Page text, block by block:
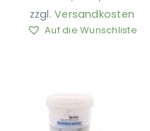
zzgl.Versandkosten
Auf die Wunschliste